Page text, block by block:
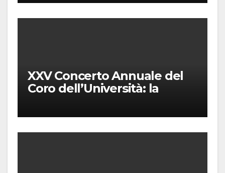
XXV Concerto Annuale del
Coro dell’Università: la
Puccini